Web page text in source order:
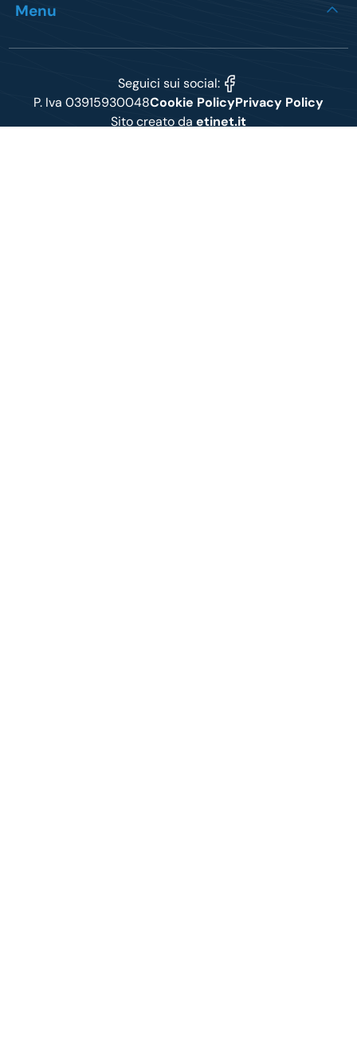
Menu
Seguici sui social:
P. Iva 03915930048Cookie PolicyPrivacy Policy
Sito creato da etinet.it